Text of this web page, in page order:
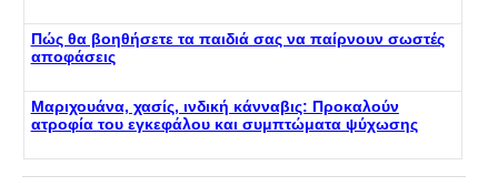
Πώς θα βοηθήσετε τα παιδιά σας να παίρνουν σωστές
αποφάσεις
Μαριχουάνα, χασίς, ινδική κάνναβις: Προκαλούν
ατροφία του εγκεφάλου και συμπτώματα ψύχωσης